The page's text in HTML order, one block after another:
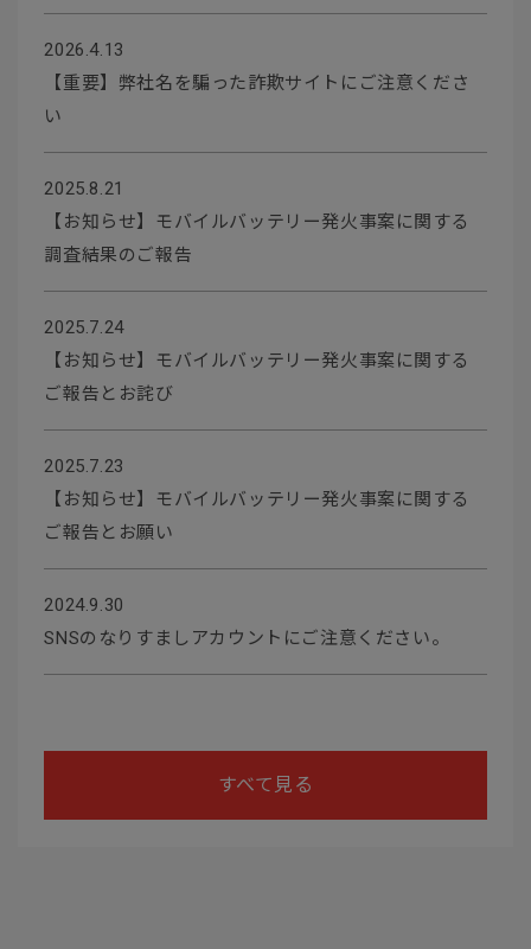
2026.4.13
【重要】弊社名を騙った詐欺サイトにご注意くださ
い
2025.8.21
【お知らせ】モバイルバッテリー発火事案に関する
調査結果のご報告
2025.7.24
【お知らせ】モバイルバッテリー発火事案に関する
ご報告とお詫び
2025.7.23
【お知らせ】モバイルバッテリー発火事案に関する
ご報告とお願い
2024.9.30
SNSのなりすましアカウントにご注意ください。
すべて見る